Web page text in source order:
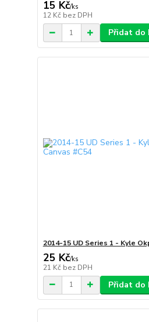
15 Kč/ks
12 Kč bez DPH
Přidat do
2014-15 UD Series 1 - Kyle
25 Kč/ks
21 Kč bez DPH
Přidat do